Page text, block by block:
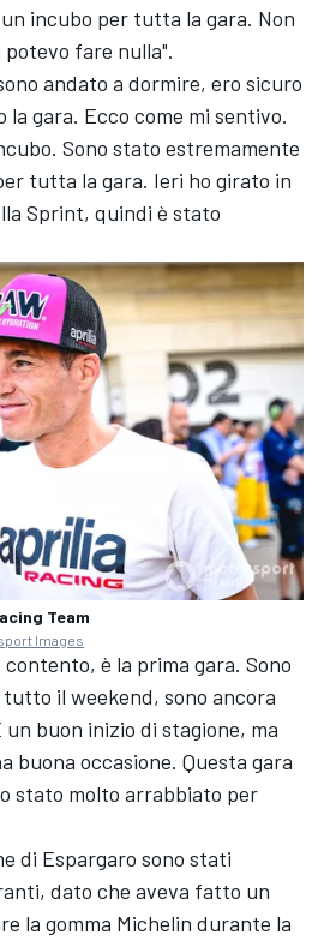
incubo per tutta la gara. Non
fare nulla".
andato a dormire, ero sicuro
la gara. Ecco come mi sentivo.
Sono stato estremamente
tutta la gara. Ieri ho girato in
Sprint, quindi è stato
Team
Images
è la prima gara. Sono
il weekend, sono ancora
buon inizio di stagione, ma
buona occasione. Questa gara
stato molto arrabbiato per
di Espargaro sono stati
dato che aveva fatto un
la gomma Michelin durante la